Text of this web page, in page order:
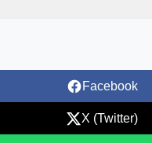
Facebook
X (Twitter)